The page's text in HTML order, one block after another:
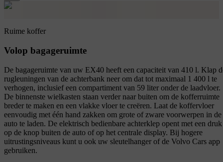
Ruime koffer
Volop bagageruimte
De bagageruimte van uw EX40 heeft een capaciteit van 410 l. Klap
rugleuningen van de achterbank neer om dat tot maximaal 1 400 l te
verhogen, inclusief een compartiment van 59 liter onder de laadvloer.
De binnenste wielkasten staan verder naar buiten om de kofferruimte
breder te maken en een vlakke vloer te creëren. Laat de koffervloer
eenvoudig met één hand zakken om grote of zware voorwerpen in de
auto te laden. De elektrisch bedienbare achterklep opent met een druk
op de knop buiten de auto of op het centrale display. Bij hogere
uitrustingsniveaus kunt u ook uw sleutelhanger of de Volvo Cars app
gebruiken.